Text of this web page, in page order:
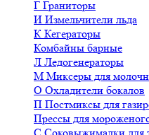
Г Граниторы
И Измельчители льда
К Кегераторы
Комбайны барные
Л Ледогенераторы
М Миксеры для
О Охладители бокалов
П Постмиксы для
Прессы для